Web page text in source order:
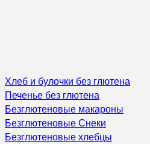
Хлеб и булочки без глютена
Печенье без глютена
Безглютеновые макароны
Безглютеновые Снеки
Безглютеновые хлебцы